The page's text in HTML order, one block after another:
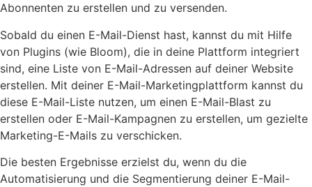
Abonnenten zu erstellen und zu versenden.
Sobald du einen E-Mail-Dienst hast, kannst du mit Hilfe
von Plugins (wie Bloom), die in deine Plattform integriert
sind, eine Liste von E-Mail-Adressen auf deiner Website
erstellen. Mit deiner E-Mail-Marketingplattform kannst du
diese E-Mail-Liste nutzen, um einen E-Mail-Blast zu
erstellen oder E-Mail-Kampagnen zu erstellen, um gezielte
Marketing-E-Mails zu verschicken.
Die besten Ergebnisse erzielst du, wenn du die
Automatisierung und die Segmentierung deiner E-Mail-